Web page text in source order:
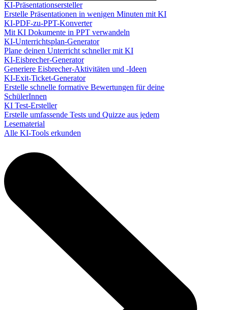
KI-Präsentationsersteller
Erstelle Präsentationen in wenigen Minuten mit KI
KI-PDF-zu-PPT-Konverter
Mit KI Dokumente in PPT verwandeln
KI-Unterrichtsplan-Generator
Plane deinen Unterricht schneller mit KI
KI-Eisbrecher-Generator
Generiere Eisbrecher-Aktivitäten und -Ideen
KI-Exit-Ticket-Generator
Erstelle schnelle formative Bewertungen für deine
SchülerInnen
KI Test-Ersteller
Erstelle umfassende Tests und Quizze aus jedem
Lesematerial
Alle KI-Tools erkunden